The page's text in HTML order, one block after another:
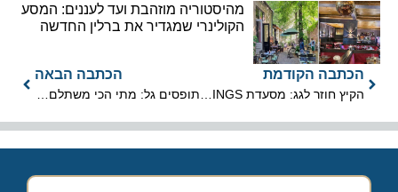
מהיסטוריה מוזהבת ועד לעננים: המסע
הקולינרי שמגדיר את ברלין החדשה
הכתבה הקודמת
הקיץ חוזר לגג: מסעדת DININGS האיקונית בנורמן נפתחת מחדש
הכתבה הבאה
תופסים גל: מתי הכי משתלם לטוס במהלך הקיץ?